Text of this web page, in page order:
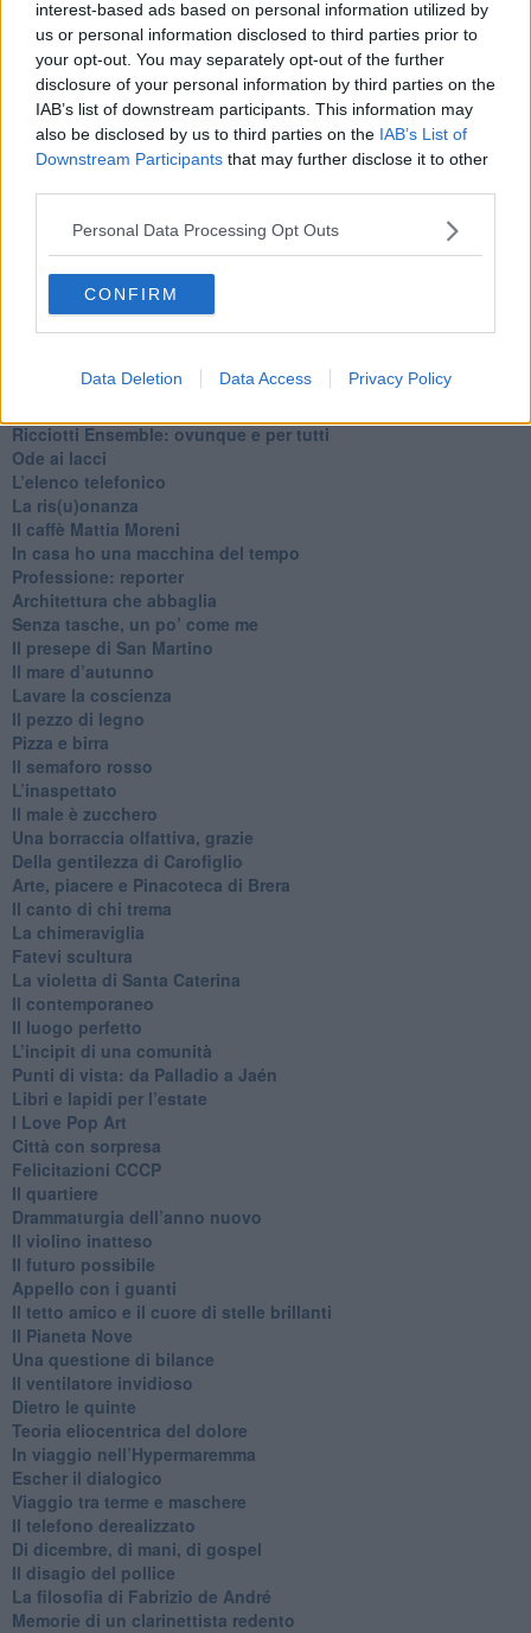
interest-based ads based on personal information utilized by
us or personal information disclosed to third parties prior to
your opt-out. You may separately opt-out of the further
disclosure of your personal information by third parties on the
IAB’s list of downstream participants. This information may
also be disclosed by us to third parties on the IAB’s List of
Downstream Participants that may further disclose it to other
Personal Data Processing Opt Outs
CONFIRM
Data Deletion Data Access Privacy Policy
​Ricciotti Ensemble: ovunque e per tutti
Ode ai lacci
​L’elenco telefonico
​La ris(u)onanza
​Il caffè Mattia Moreni
​In casa ho una macchina del tempo
Professione: reporter
Architettura che abbaglia
​Senza tasche, un po’ come me
​Il presepe di San Martino
​Il mare d’autunno
​Lavare la coscienza
​Il pezzo di legno
​Pizza e birra
​Il semaforo rosso
​L’inaspettato
​Il male è zucchero
​Una borraccia olfattiva, grazie
​Della gentilezza di Carofiglio
Arte, piacere e Pinacoteca di Brera
​Il canto di chi trema
La chimeraviglia
​Fatevi scultura
​La violetta di Santa Caterina
​Il contemporaneo
​Il luogo perfetto
​L’incipit di una comunità
Punti di vista: da Palladio a Jaén
​Libri e lapidi per l’estate
​I Love Pop Art
Città con sorpresa
Felicitazioni CCCP
​Il quartiere
​Drammaturgia dell’anno nuovo
​Il violino inatteso
​Il futuro possibile
​Appello con i guanti
​Il tetto amico e il cuore di stelle brillanti
​Il Pianeta Nove
​Una questione di bilance
​Il ventilatore invidioso
​Dietro le quinte
​Teoria eliocentrica del dolore
In viaggio nell’Hypermaremma
​Escher il dialogico
​Viaggio tra terme e maschere
Il telefono derealizzato
​Di dicembre, di mani, di gospel
​Il disagio del pollice
​La filosofia di Fabrizio de André
Memorie di un clarinettista redento